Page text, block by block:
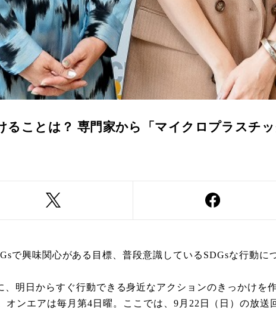
ることは？ 専門家から「マイクロプラスチ
で興味関心がある目標、普段意識しているSDGsな行動に
明日からすぐ行動できる身近なアクションのきっかけを
ンエアは毎月第4日曜。ここでは、9月22日（日）の放送